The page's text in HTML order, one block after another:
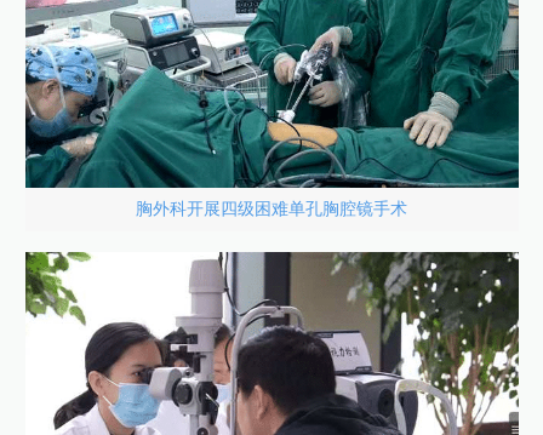
胸外科开展四级困难单孔胸腔镜手术